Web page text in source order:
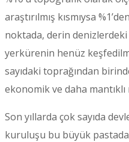
araştırılmış kısmıysa
noktada, derin
yerkürenin henüz
sayıdaki toprağından
ekonomik ve daha
Son yıllarda çok sayıda
kuruluşu bu büyük